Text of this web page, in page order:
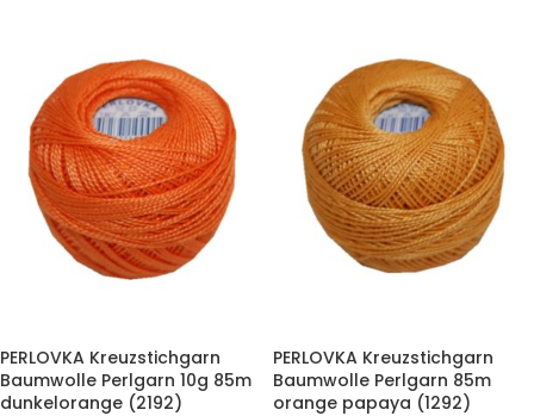
PERLOVKA Kreuzstichgarn
Baumwolle Perlgarn 10g 85m
dunkelorange (2192)
PERLOVKA Kreuzstichgarn
Baumwolle Perlgarn 85m
orange papaya (1292)